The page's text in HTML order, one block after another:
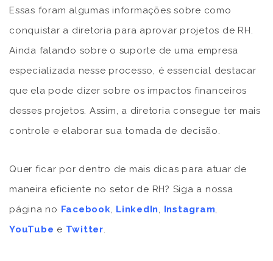
Essas foram algumas informações sobre como
conquistar a diretoria para aprovar projetos de RH.
Ainda falando sobre o suporte de uma empresa
especializada nesse processo, é essencial destacar
que ela pode dizer sobre os impactos financeiros
desses projetos. Assim, a diretoria consegue ter mais
controle e elaborar sua tomada de decisão.
Quer ficar por dentro de mais dicas para atuar de
maneira eficiente no setor de RH? Siga a nossa
página no Facebook, LinkedIn, Instagram,
YouTube e Twitter.